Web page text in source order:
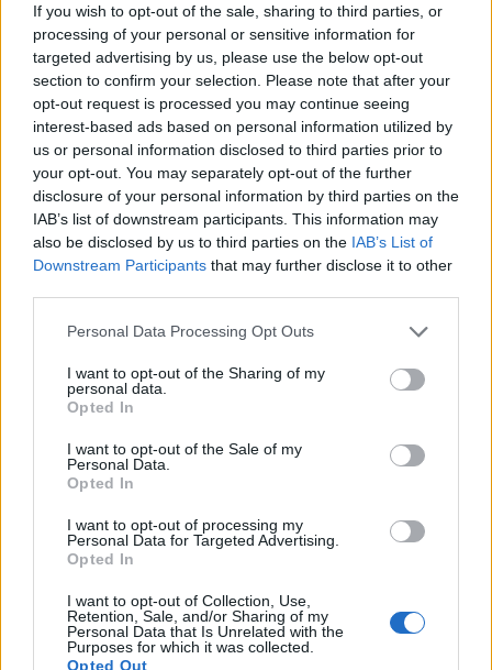
If you wish to opt-out of the sale, sharing to third parties, or
processing of your personal or sensitive information for
targeted advertising by us, please use the below opt-out
section to confirm your selection. Please note that after your
opt-out request is processed you may continue seeing
interest-based ads based on personal information utilized by
us or personal information disclosed to third parties prior to
your opt-out. You may separately opt-out of the further
disclosure of your personal information by third parties on the
IAB’s list of downstream participants. This information may
also be disclosed by us to third parties on the IAB’s List of
Downstream Participants that may further disclose it to other
Please note that this website/app uses one or more Google
not limited to your visit or usage behaviour. You may click to
grant or deny consent to Google and its third-party tags to
use your data for below specified purposes in below Google
consent section.
Personal Data Processing Opt Outs
I want to opt-out of the Sharing of my
personal data.
Opted In
I want to opt-out of the Sale of my
Personal Data.
Opted In
I want to opt-out of processing my
Personal Data for Targeted Advertising.
Opted In
I want to opt-out of Collection, Use,
Retention, Sale, and/or Sharing of my
Personal Data that Is Unrelated with the
Purposes for which it was collected.
Opted Out
Mi közünk az éghajlatváltozáshoz? A
mentális egészségünkre is hat!
Levegő Munkacsoport•2019. május 15.
A mentális egészségi állapot érzelmi, pszichés és
szociális (társas) jól-létünket jelenti. Befolyásol a
abban, hogy miként kezeljük a ránk nehezedő
nyomást, a másokhoz való viszonyunkat, így a
döntéseinket is meghatározza. A mentális
egészségben…